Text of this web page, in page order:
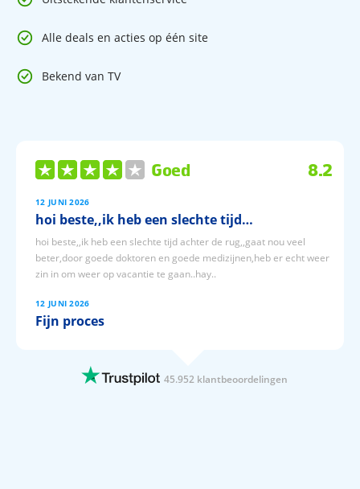
Alle deals en acties op één site
Bekend van TV
Goed 8.2
12 JUNI 2026
hoi beste,,ik heb een slechte tijd…
hoi beste,,ik heb een slechte tijd achter de rug,,gaat nou veel
beter,door goede doktoren en goede medizijnen,heb er echt weer
zin in om weer op vacantie te gaan..hay..
12 JUNI 2026
Fijn proces
12 JUNI 2026
Behulpzaam snel effectief betrouwbaar
45.952 klantbeoordelingen